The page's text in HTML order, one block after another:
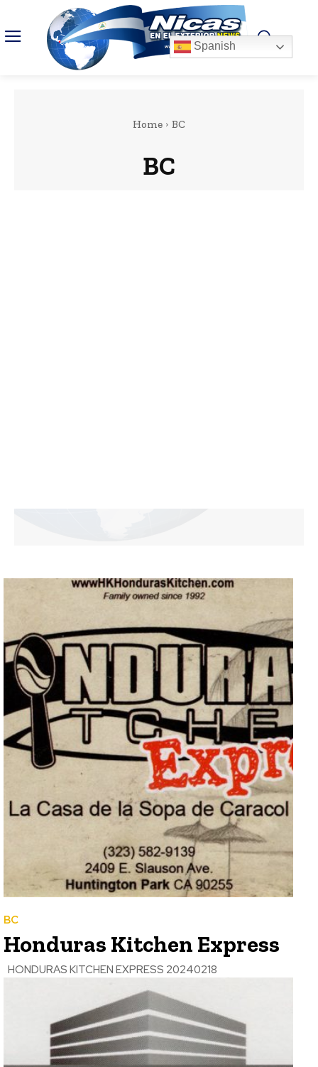
Home BC
BC
BC
Honduras Kitchen Express
Spanish